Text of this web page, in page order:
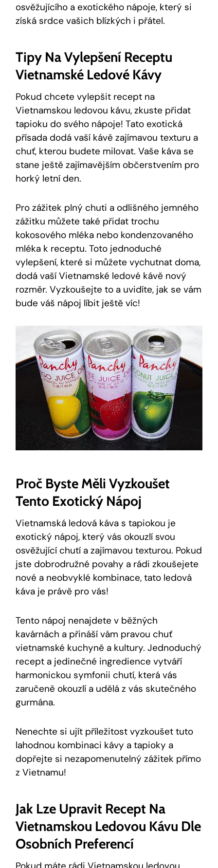
osvěžujícího a exotického nápoje, který si
získá srdce vašich blízkých i přátel.
Tipy Na Vylepšení Receptu
Vietnamské Ledové Kávy
Pokud chcete vylepšit recept na
Vietnamskou ledovou kávu, zkuste přidat
tapioku do svého nápoje! Tato exotická
přísada dodá vaší kávě zajímavou texturu a
chuť, kterou budete milovat. Vaše káva se
stane ještě zajímavějším občerstvením pro
horký letní den.
Pro zážitek plný chuti a odlišného jemného
zážitku můžete také přidat trochu
kokosového mléka nebo kondenzovaného
mléka k receptu. Toto jednoduché
vylepšení, které si můžete vychutnat doma,
dodá vaší Vietnamské ledové kávě nový
rozměr. Vyzkoušejte to a uvidíte, jak se vám
bude váš nápoj líbit ještě víc!
Proč Byste Měli Vyzkoušet
Tento Exotický Nápoj
Vietnamská ledová káva s tapiokou je
exotický nápoj, který vás okouzlí svou
osvěžující chutí a zajímavou texturou. Pokud
jste dobrodružné povahy a rádi zkoušejete
nové a neobvyklé kombinace, tato ledová
káva je právě pro vás!
Tento nápoj nenajdete v běžných
kavárnách a přináší vám pravou chuť
vietnamské kuchyně a kultury. Jednoduchý
recept a jedinečné ingredience vytváří
harmonickou symfonii chutí, která vás
zaručeně okouzlí a udělá z vás skutečného
gurmána.
Nenechte si ujít příležitost vyzkoušet tuto
lahodnou kombinaci kávy a tapioky a
dopřejte si nezapomenutelný zážitek přímo
z Vietnamu!
Jak Lze Upravit Recept Na
Vietnamskou Ledovou Kávu Dle
Osobních Preferencí